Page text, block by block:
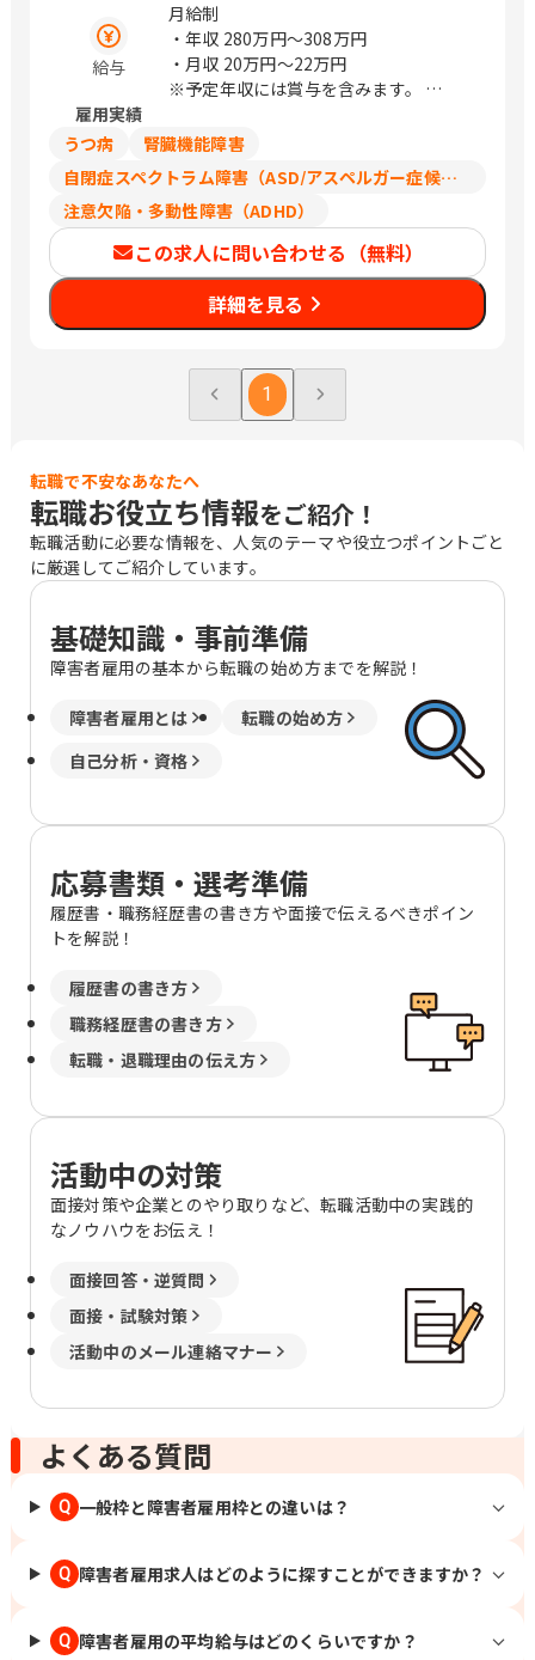
給与
月給制
・年収 280万円〜308万円
・月収 20万円〜22万円
※予定年収には賞与を含みます。
※上記は契約社員としての給与です。経
験等により正社員スタートでの採用可能
性もございます。
雇用実績
うつ病
腎臓機能障害
自閉症スペクトラム障害（ASD/アスペルガー症候群/広汎性発達障害）
注意欠陥・多動性障害（ADHD）
この求人に問い合わせる（無料）
詳細を見る
1
転職で不安なあなたへ
転職お役立ち情報をご紹介！
転職活動に必要な情報を、人気のテーマや役立つポイントごと
に厳選してご紹介しています。
基礎知識・事前準備
障害者雇用の基本から転職の始め方までを解説！
障害者雇用とは
転職の始め方
自己分析・資格
応募書類・選考準備
履歴書・職務経歴書の書き方や面接で伝えるべきポイン
トを解説！
履歴書の書き方
職務経歴書の書き方
転職・退職理由の伝え方
活動中の対策
面接対策や企業とのやり取りなど、転職活動中の実践的
なノウハウをお伝え！
面接回答・逆質問
面接・試験対策
活動中のメール連絡マナー
よくある質問
Q 一般枠と障害者雇用枠との違いは？
Q 障害者雇用求人はどのように探すことができますか？
Q 障害者雇用の平均給与はどのくらいですか？